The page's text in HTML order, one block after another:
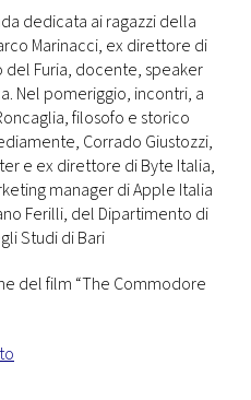
dedicata ai ragazzi della
Marinacci, ex direttore di
Furia, docente, speaker
Nel pomeriggio, incontri, a
filosofo e storico
Corrado Giustozzi,
e ex direttore di Byte Italia,
manager di Apple Italia
Ferilli, del Dipartimento di
Studi di Bari
del film “The Commodore